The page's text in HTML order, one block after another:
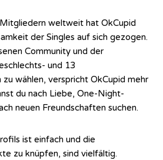
weltweit hat OkCupid
der Singles auf sich gezogen.
Community und der
und 13
wählen, verspricht OkCupid mehr
du nach Liebe, One-Night-
neuen Freundschaften suchen.
ist einfach und die
zu knüpfen, sind vielfältig.